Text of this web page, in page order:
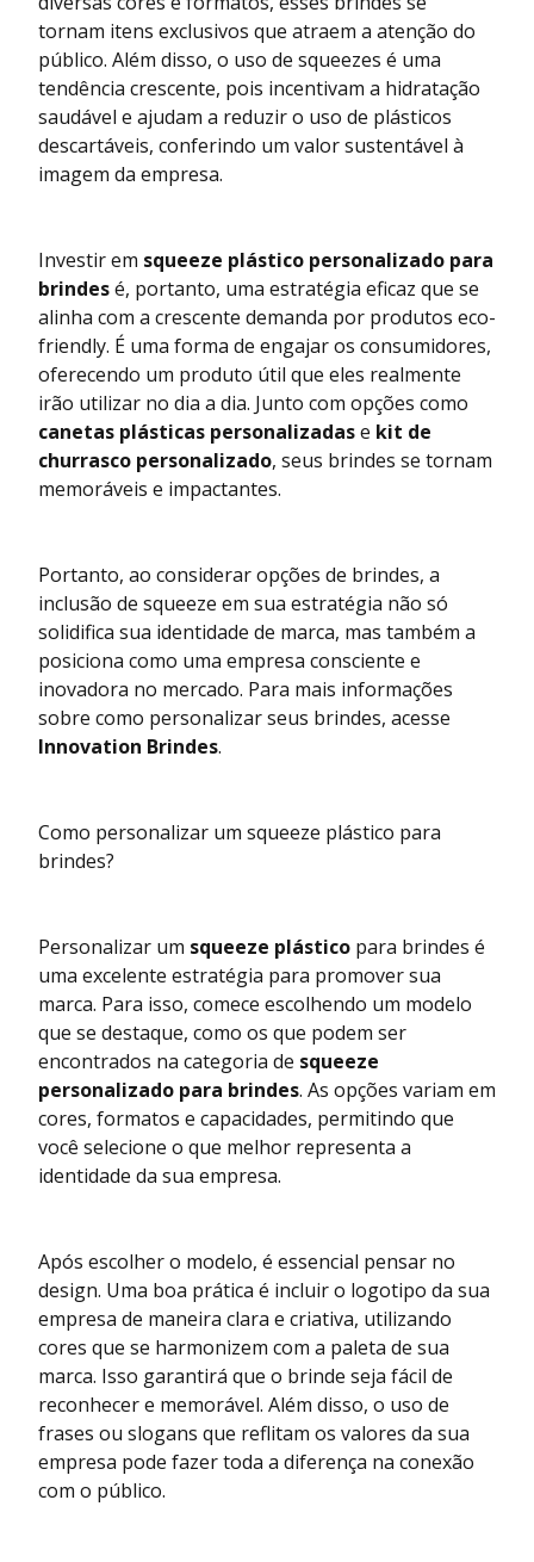
tornam itens exclusivos que atraem a atenção do
público. Além disso, o uso de squeezes é uma
tendência crescente, pois incentivam a hidratação
saudável e ajudam a reduzir o uso de plásticos
descartáveis, conferindo um valor sustentável à
imagem da empresa.
Investir em squeeze plástico personalizado para
brindesé, portanto, uma estratégia eficaz que se
alinha com a crescente demanda por produtos eco-
friendly. É uma forma de engajar os consumidores,
oferecendo um produto útil que eles realmente
irão utilizar no dia a dia. Junto com opções como
canetas plásticas personalizadase kit de
churrasco personalizado, seus brindes se tornam
memoráveis e impactantes.
Portanto, ao considerar opções de brindes, a
inclusão de squeeze em sua estratégia não só
solidifica sua identidade de marca, mas também a
posiciona como uma empresa consciente e
inovadora no mercado. Para mais informações
sobre como personalizar seus brindes, acesse
Innovation Brindes.
Como personalizar um squeeze plástico para
brindes?
Personalizar um squeeze plástico para brindes é
uma excelente estratégia para promover sua
marca. Para isso, comece escolhendo um modelo
que se destaque, como os que podem ser
encontrados na categoria de squeeze
personalizado para brindes. As opções variam em
cores, formatos e capacidades, permitindo que
você selecione o que melhor representa a
identidade da sua empresa.
Após escolher o modelo, é essencial pensar no
design. Uma boa prática é incluir o logotipo da sua
empresa de maneira clara e criativa, utilizando
cores que se harmonizem com a paleta de sua
marca. Isso garantirá que o brinde seja fácil de
reconhecer e memorável. Além disso, o uso de
frases ou slogans que reflitam os valores da sua
empresa pode fazer toda a diferença na conexão
com o público.